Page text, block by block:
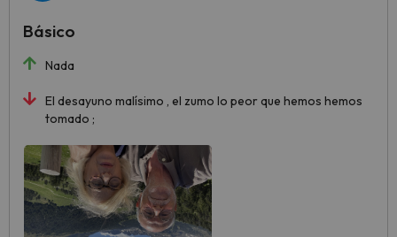
Nada
El desayuno malísimo , el zumo lo peor que hemos hemos
tomado ;
Básico